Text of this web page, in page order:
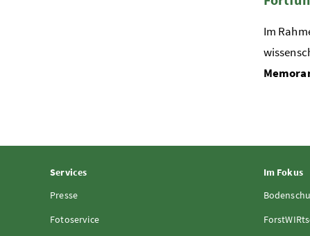
Im
Services
Presse
Fotoservice
Im Fokus